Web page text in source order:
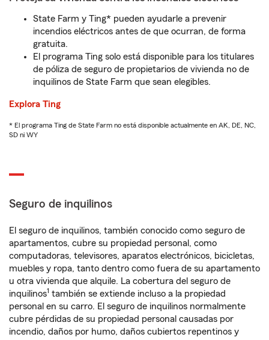
State Farm y Ting* pueden ayudarle a prevenir
incendios eléctricos antes de que ocurran, de forma
gratuita.
El programa Ting solo está disponible para los titulares
de póliza de seguro de propietarios de vivienda no de
inquilinos de State Farm que sean elegibles.
Explora Ting
* El programa Ting de State Farm no está disponible actualmente en AK, DE, NC,
SD ni WY
Seguro de inquilinos
El seguro de inquilinos, también conocido como seguro de
apartamentos, cubre su propiedad personal, como
computadoras, televisores, aparatos electrónicos, bicicletas,
muebles y ropa, tanto dentro como fuera de su apartamento
u otra vivienda que alquile. La cobertura del seguro de
inquilinos1 también se extiende incluso a la propiedad
personal en su carro. El seguro de inquilinos normalmente
cubre pérdidas de su propiedad personal causadas por
incendio, daños por humo, daños cubiertos repentinos y